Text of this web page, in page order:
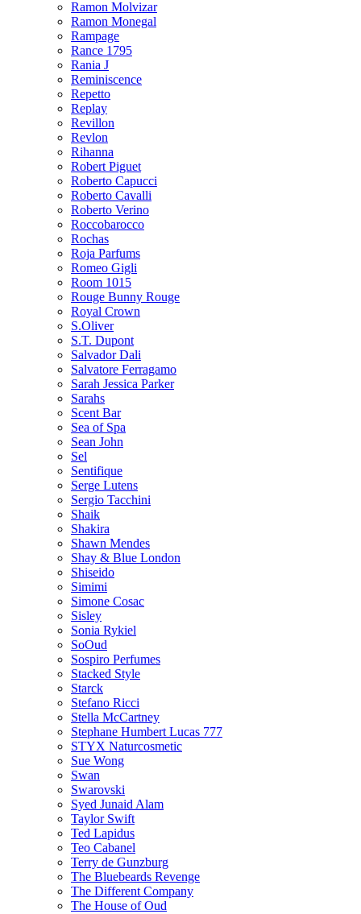
Ramon Molvizar
Ramon Monegal
Rampage
Rance 1795
Rania J
Reminiscence
Repetto
Replay
Revillon
Revlon
Rihanna
Robert Piguet
Roberto Capucci
Roberto Cavalli
Roberto Verino
Roccobarocco
Rochas
Roja Parfums
Romeo Gigli
Room 1015
Rouge Bunny Rouge
Royal Crown
S.Oliver
S.T. Dupont
Salvador Dali
Salvatore Ferragamo
Sarah Jessica Parker
Sarahs
Scent Bar
Sea of Spa
Sean John
Sel
Sentifique
Serge Lutens
Sergio Tacchini
Shaik
Shakira
Shawn Mendes
Shay & Blue London
Shiseido
Simimi
Simone Cosac
Sisley
Sonia Rykiel
SoOud
Sospiro Perfumes
Stacked Style
Starck
Stefano Ricci
Stella McCartney
Stephane Humbert Lucas 777
STYX Naturсosmetic
Sue Wong
Swan
Swarovski
Syed Junaid Alam
Taylor Swift
Ted Lapidus
Teo Cabanel
Terry de Gunzburg
The Bluebeards Revenge
The Different Company
The House of Oud